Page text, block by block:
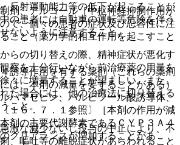
剤、アルコール［中枢神経抑制作用が
で、個々の患者の症状及び忍容性に注
こと（薬力学的相互作用を起こすこと
誘導作用を有する薬剤（これらの薬剤
は、本剤の減量を要することがある）
バマゼピン、バルビツール酸誘導体、
１６．７．１参照〕［本剤の作用が減
剤の主要代謝酵素であるＣＹＰ３Ａ４
クリアランスが増加することがあ
反射運動能力等の低下が起こることが
の患者には自動車の運転等危険を伴う
ないように注意すること。
らの切り替えの際、精神症状が悪化す
察を十分行いながら前治療薬の用量を
々に増量することが望ましい。また、
た場合には、他の治療法に切り替える
こと。
激な減少ないし投与の中止により、不
、嘔吐等の離脱症状があらわれること